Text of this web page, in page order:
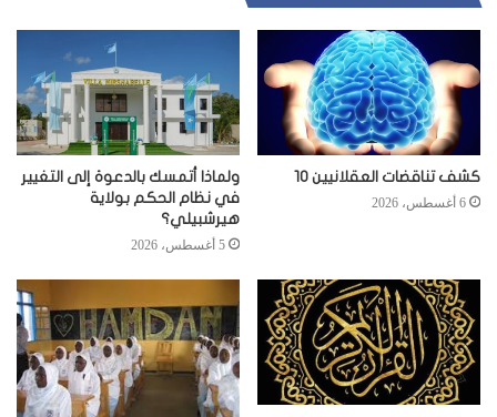
كشف تناقضات العقلانيين 10
6 أغسطس، 2026
ولماذا أتمسك بالدعوة إلى التغيير
في نظام الحكم بولاية
هيرشبيلي؟
5 أغسطس، 2026